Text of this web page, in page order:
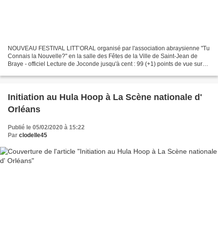
NOUVEAU FESTIVAL LITT’ORAL organisé par l'association abraysienne "Tu
Connais la Nouvelle?" en la salle des Fêtes de la Ville de Saint-Jean de
Braye - officiel Lecture de Joconde jusqu'à cent : 99 (+1) points de vue sur
Initiation au Hula Hoop à La Scène nationale d'
Orléans
Publié le 05/02/2020 à 15:22
Par clodelle45